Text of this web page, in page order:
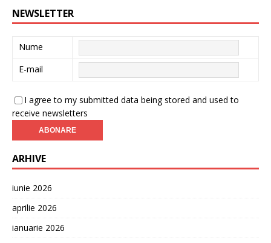
NEWSLETTER
Nume
E-mail
I agree to my submitted data being stored and used to
receive newsletters
ARHIVE
iunie 2026
aprilie 2026
ianuarie 2026